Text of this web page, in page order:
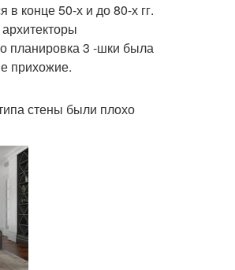
конце 50-х и до 80-х гг.
планировка 3 -шки была
прихожие.
стены были плохо